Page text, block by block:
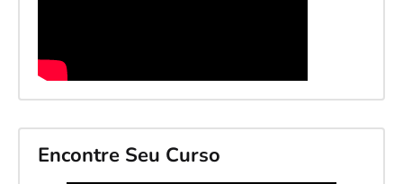
Encontre Seu Curso